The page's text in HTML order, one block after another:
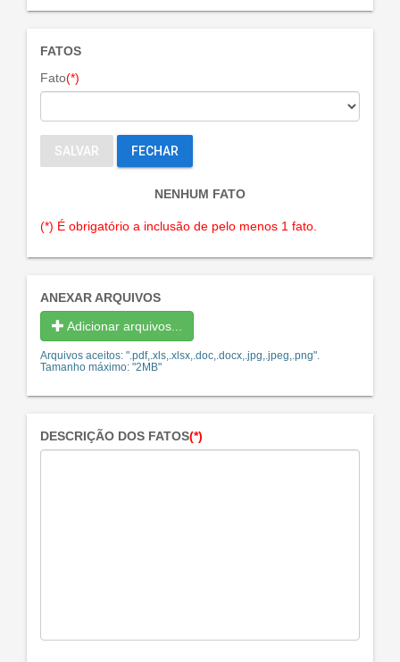
FATOS
Fato(*)
SALVAR FECHAR
NENHUM FATO
(*) É obrigatório a inclusão de pelo menos 1 fato.
ANEXAR ARQUIVOS
Adicionar arquivos...
Arquivos aceitos: ".pdf,.xls,.xlsx,.doc,.docx,.jpg,.jpeg,.png".
Tamanho máximo: "2MB"
DESCRIÇÃO DOS FATOS(*)